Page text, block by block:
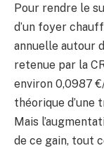
Pour rendre le
d’un foyer
annuelle autour
retenue par la
environ 0,0987
théorique d’une
Mais
de ce gain, tout